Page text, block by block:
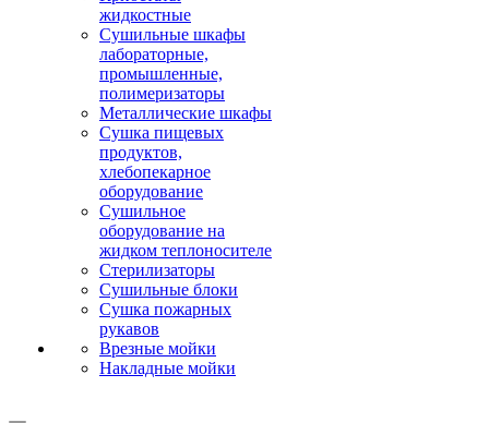
жидкостные
Сушильные шкафы
лабораторные,
промышленные,
полимеризаторы
Металлические шкафы
Сушка пищевых
продуктов,
хлебопекарное
оборудование
Сушильное
оборудование на
жидком теплоносителе
Стерилизаторы
Сушильные блоки
Сушка пожарных
рукавов
Врезные мойки
Накладные мойки